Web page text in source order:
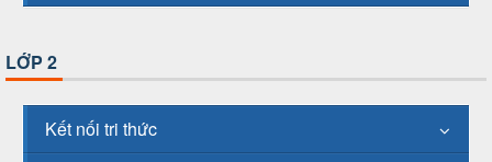
LỚP 2
Kết nối tri thức